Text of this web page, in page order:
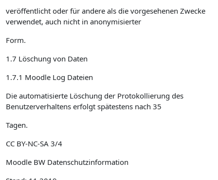
veröffentlicht oder für andere als die vorgesehenen Zwecke
verwendet, auch nicht in anonymisierter
Form.
1.7 Löschung von Daten
1.7.1 Moodle Log Dateien
Die automatisierte Löschung der Protokollierung des
Benutzerverhaltens erfolgt spätestens nach 35
Tagen.
CC BY-NC-SA 3/4
Moodle BW Datenschutzinformation